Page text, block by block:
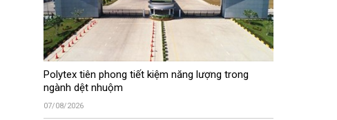
Polytex tiên phong tiết kiệm năng lượng trong
ngành dệt nhuộm
07/08/2026